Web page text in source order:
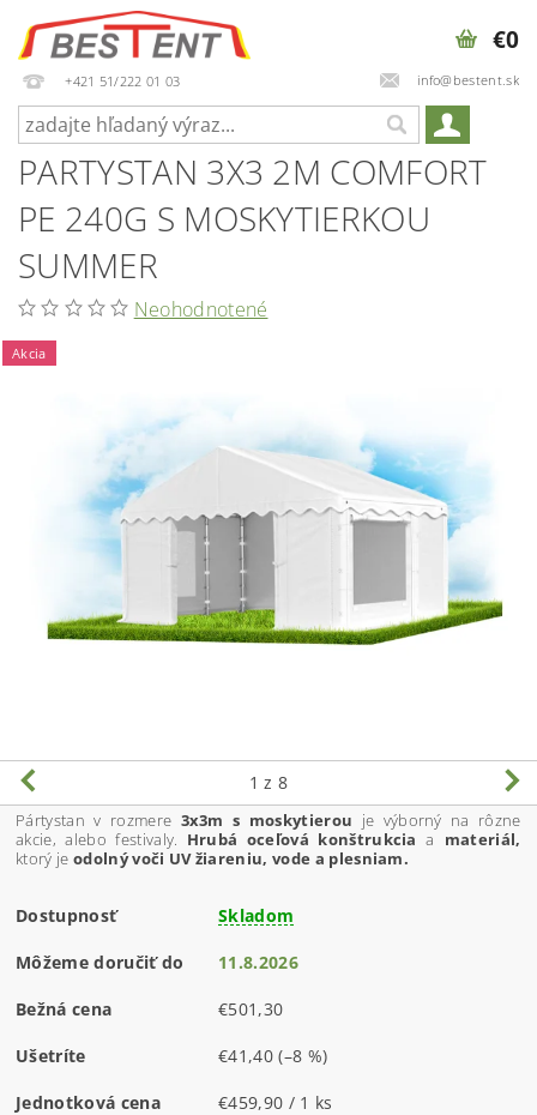
+421 51/222 01 03 info@bestent.sk
€0
PARTYSTAN 3X3 2M COMFORT
PE 240G S MOSKYTIERKOU
SUMMER
Neohodnotené
Akcia
1 z 8
Pártystan v rozmere 3x3m s moskytierou je výborný na rôzne
akcie, alebo festivaly. Hrubá oceľová konštrukciaa materiál,
ktorý je odolný voči UV žiareniu, vode a plesniam.
Dostupnosť Skladom
Môžeme doručiť do 11.8.2026
Bežná cena €501,30
Ušetríte €41,40(–8 %)
Jednotková cena €459,90 / 1 ks